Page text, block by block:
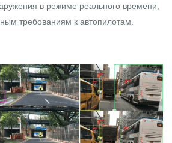
в режиме реального времени,
требованиям к автопилотам.